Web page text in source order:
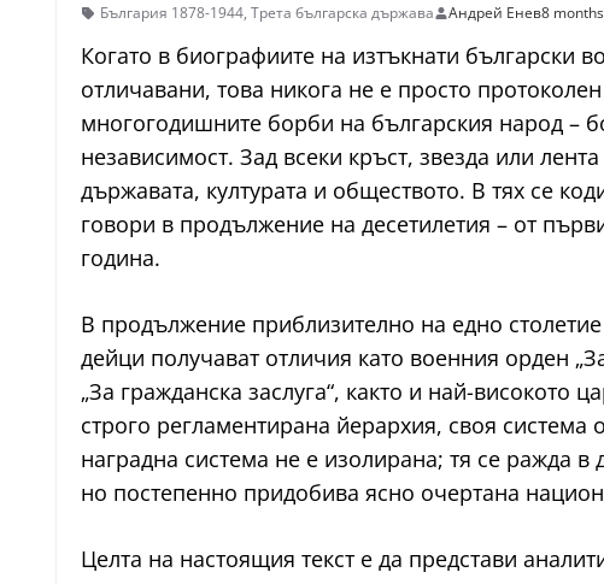
България 1878-1944, Трета българска държава Андрей Енев8 months
Когато в биографиите на изтъкнати български
отличавани, това никога не е просто
многогодишните борби на българския народ –
независимост. Зад всеки кръст, звезда или
държавата, културата и обществото. В тях се
говори в продължение на десетилетия – от
година.
В продължение приблизително на едно
дейци получават отличия като военния орден
„За гражданска заслуга“, както и най-високото
строго регламентирана йерархия, своя
наградна система не е изолирана; тя се ражда в
но постепенно придобива ясно очертана
Целта на настоящия текст е да представи